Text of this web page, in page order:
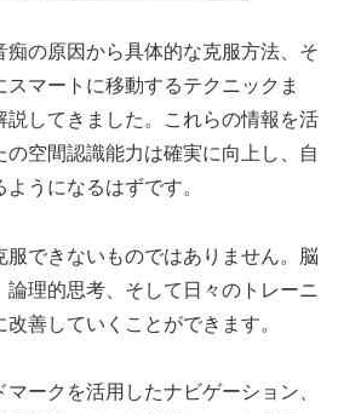
痴の原因から具体的な克服方法、そ
スマートに移動するテクニックま
説してきました。これらの情報を活
の空間認識能力は確実に向上し、自
うになるはずです。
服できないものではありません。脳
理的思考、そして日々のトレーニ
善していくことができます。
ークを活用したナビゲーション、